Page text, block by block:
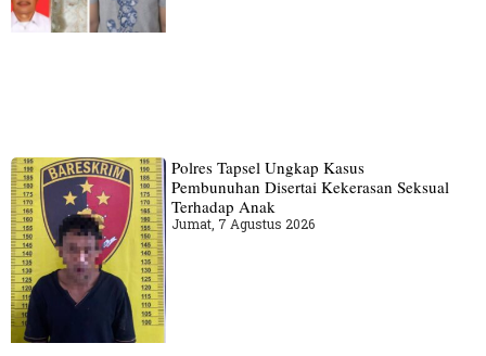
Polres Tapsel Ungkap Kasus
Pembunuhan Disertai Kekerasan Seksual
Terhadap Anak
Jumat, 7 Agustus 2026